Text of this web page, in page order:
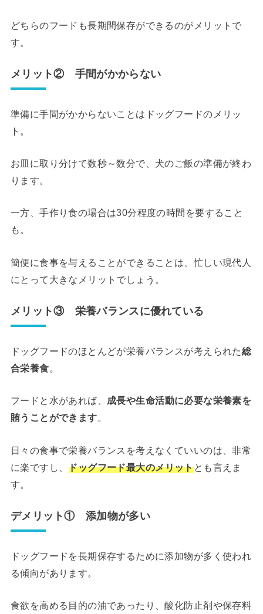
どちらのフードも長期間保存ができるのがメリットで
す。
メリット② 手間がかからない
準備に手間がかからないことはドッグフードのメリッ
ト。
お皿に取り分けて数秒～数分で、犬のご飯の準備が終わ
ります。
一方、手作り食の場合は30分程度の時間を要すること
も。
簡便に食事を与えることができることは、忙しい現代人
にとって大きなメリットでしょう。
メリット③ 栄養バランスに優れている
ドッグフードのほとんどが栄養バランスが考えられた総
合栄養食。
フードと水があれば、 成長や生命活動に必要な栄養素を
賄うことができます。
日々の食事で栄養バランスを考えなくていいのは、非常
に楽ですし、 ドッグフード最大のメリットとも言えま
す。
デメリット① 添加物が多い
ドッグフードを長期保存するために添加物が多く使われ
る傾向があります。
食欲を高める目的の油であったり、酸化防止剤や保存料